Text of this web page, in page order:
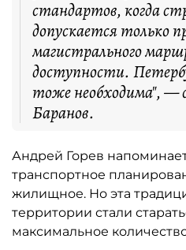
стандартов, когда
допускается только
магистрального
доступности.
тоже необходима",
Баранов.
Андрей Горев
транспортное
жилищное. Но эта
территории стали
максимальное